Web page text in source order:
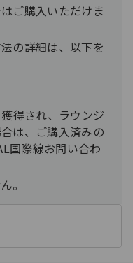
ご購入いただけま
の詳細は、以下を
得され、ラウンジ
は、ご購入済みの
国際線お問い合わ
。​
く